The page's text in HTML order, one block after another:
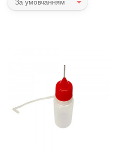
За умовчанням